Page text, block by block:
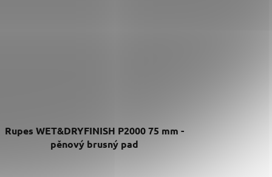
Rupes WET&DRYFINISH P2000 75 mm -
pěnový brusný pad